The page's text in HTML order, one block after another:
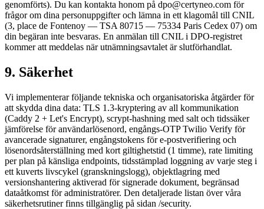
genomförts). Du kan kontakta honom på dpo@certyneo.com för
frågor om dina personuppgifter och lämna in ett klagomål till CNIL
(3, place de Fontenoy — TSA 80715 — 75334 Paris Cedex 07) om
din begäran inte besvaras. En anmälan till CNIL i DPO-registret
kommer att meddelas när utnämningsavtalet är slutförhandlat.
9. Säkerhet
Vi implementerar följande tekniska och organisatoriska åtgärder för
att skydda dina data: TLS 1.3-kryptering av all kommunikation
(Caddy 2 + Let's Encrypt), scrypt-hashning med salt och tidssäker
jämförelse för användarlösenord, engångs-OTP Twilio Verify för
avancerade signaturer, engångstokens för e-postverifiering och
lösenordsåterställning med kort giltighetstid (1 timme), rate limiting
per plan på känsliga endpoints, tidsstämplad loggning av varje steg i
ett kuverts livscykel (granskningslogg), objektlagring med
versionshantering aktiverad för signerade dokument, begränsad
dataåtkomst för administratörer. Den detaljerade listan över våra
säkerhetsrutiner finns tillgänglig på sidan /security.